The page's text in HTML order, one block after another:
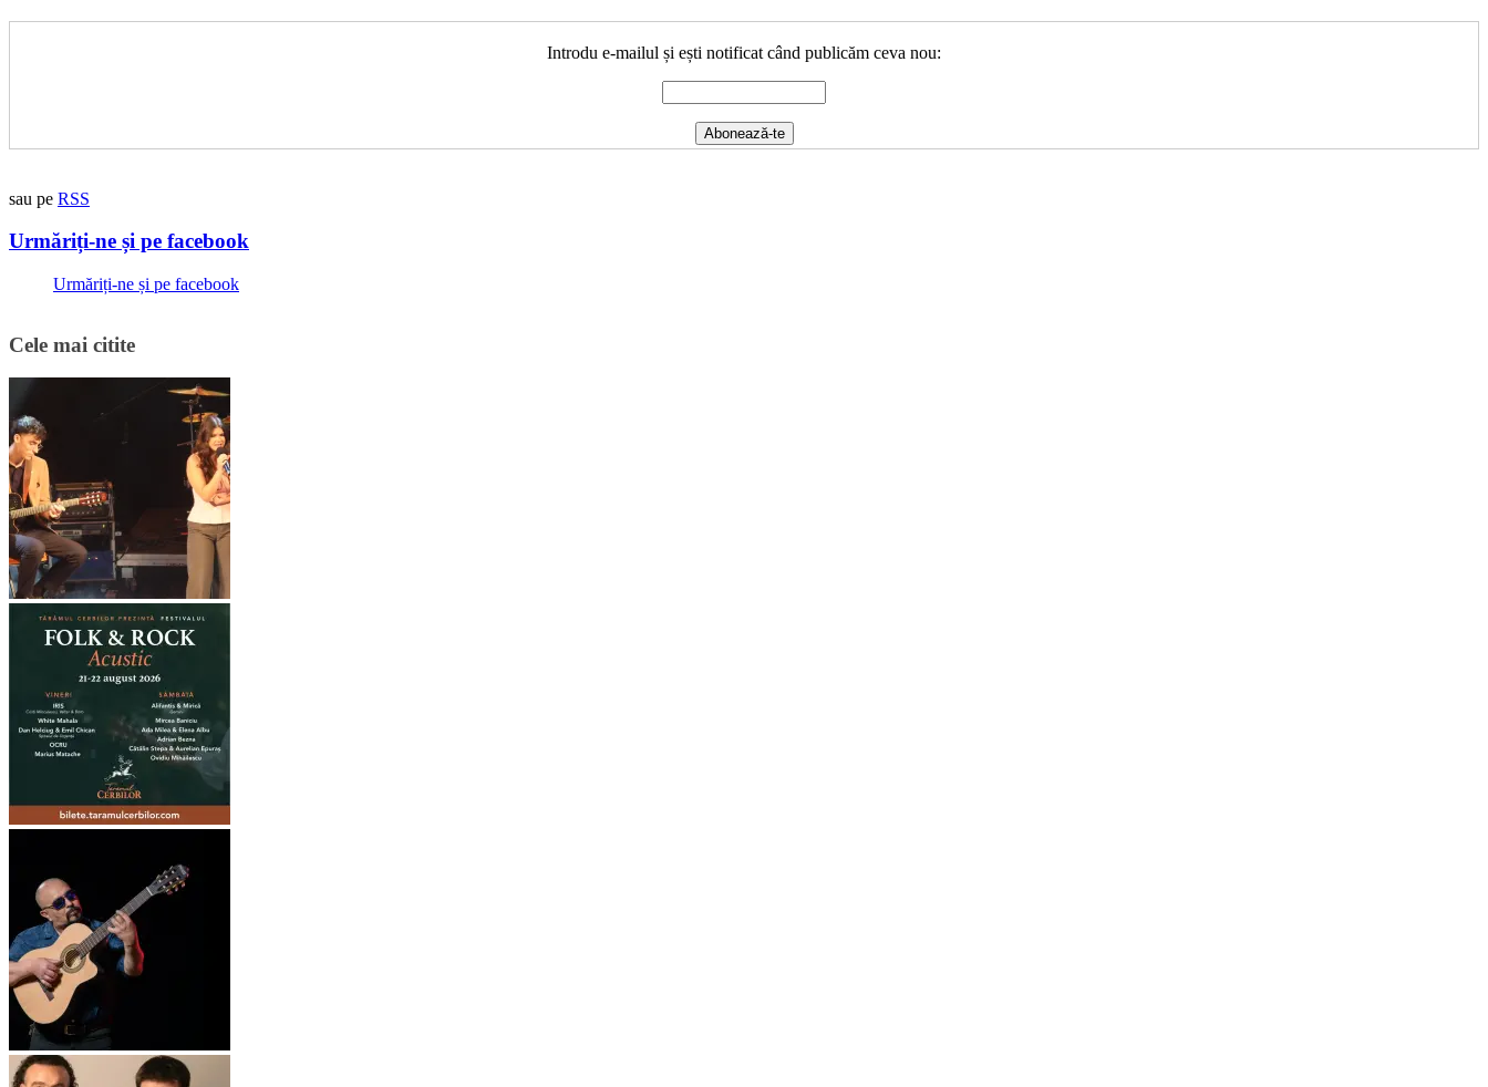
Introdu e-mailul și ești notificat când publicăm ceva nou:
sau pe RSS
Urmăriți-ne și pe facebook
Urmăriți-ne și pe facebook
Cele mai citite